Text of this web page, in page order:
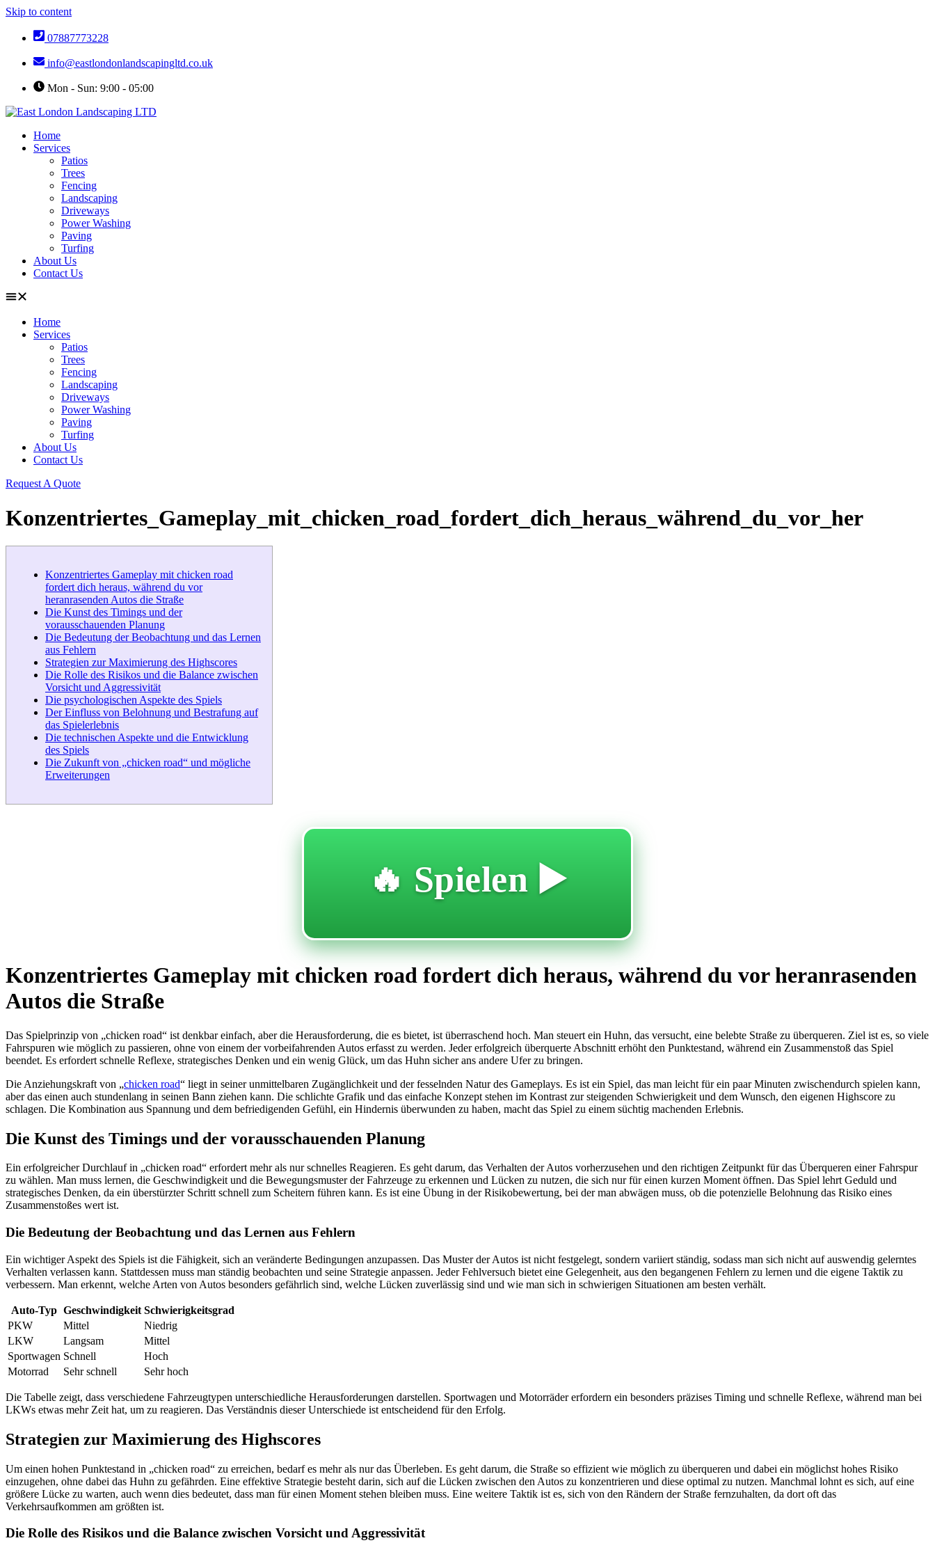
Skip to content
07887773228
info@eastlondonlandscapingltd.co.uk
Mon - Sun: 9:00 - 05:00
Home
Services
Patios
Trees
Fencing
Landscaping
Driveways
Power Washing
Paving
Turfing
About Us
Contact Us
Home
Services
Patios
Trees
Fencing
Landscaping
Driveways
Power Washing
Paving
Turfing
About Us
Contact Us
Request A Quote
Konzentriertes_Gameplay_mit_chicken_road_fordert_dich_heraus_während_du_vor_her
Konzentriertes Gameplay mit chicken road
fordert dich heraus, während du vor
heranrasenden Autos die Straße
Die Kunst des Timings und der
vorausschauenden Planung
Die Bedeutung der Beobachtung und das Lernen
aus Fehlern
Strategien zur Maximierung des Highscores
Die Rolle des Risikos und die Balance zwischen
Vorsicht und Aggressivität
Die psychologischen Aspekte des Spiels
Der Einfluss von Belohnung und Bestrafung auf
das Spielerlebnis
Die technischen Aspekte und die Entwicklung
des Spiels
Die Zukunft von „chicken road“ und mögliche
Erweiterungen
🔥 Spielen ▶️
Konzentriertes Gameplay mit chicken road fordert dich heraus, während du vor heranrasenden
Autos die Straße
Das Spielprinzip von „chicken road“ ist denkbar einfach, aber die Herausforderung, die es bietet, ist überraschend hoch. Man steuert ein Huhn, das versucht, eine belebte Straße zu überqueren. Ziel ist es, so viele
Fahrspuren wie möglich zu passieren, ohne von einem der vorbeifahrenden Autos erfasst zu werden. Jeder erfolgreich überquerte Abschnitt erhöht den Punktestand, während ein Zusammenstoß das Spiel
beendet. Es erfordert schnelle Reflexe, strategisches Denken und ein wenig Glück, um das Huhn sicher ans andere Ufer zu bringen.
Die Anziehungskraft von „chicken road“ liegt in seiner unmittelbaren Zugänglichkeit und der fesselnden Natur des Gameplays. Es ist ein Spiel, das man leicht für ein paar Minuten zwischendurch spielen kann,
aber das einen auch stundenlang in seinen Bann ziehen kann. Die schlichte Grafik und das einfache Konzept stehen im Kontrast zur steigenden Schwierigkeit und dem Wunsch, den eigenen Highscore zu
schlagen. Die Kombination aus Spannung und dem befriedigenden Gefühl, ein Hindernis überwunden zu haben, macht das Spiel zu einem süchtig machenden Erlebnis.
Die Kunst des Timings und der vorausschauenden Planung
Ein erfolgreicher Durchlauf in „chicken road“ erfordert mehr als nur schnelles Reagieren. Es geht darum, das Verhalten der Autos vorherzusehen und den richtigen Zeitpunkt für das Überqueren einer Fahrspur
zu wählen. Man muss lernen, die Geschwindigkeit und die Bewegungsmuster der Fahrzeuge zu erkennen und Lücken zu nutzen, die sich nur für einen kurzen Moment öffnen. Das Spiel lehrt Geduld und
strategisches Denken, da ein überstürzter Schritt schnell zum Scheitern führen kann. Es ist eine Übung in der Risikobewertung, bei der man abwägen muss, ob die potenzielle Belohnung das Risiko eines
Zusammenstoßes wert ist.
Die Bedeutung der Beobachtung und das Lernen aus Fehlern
Ein wichtiger Aspekt des Spiels ist die Fähigkeit, sich an veränderte Bedingungen anzupassen. Das Muster der Autos ist nicht festgelegt, sondern variiert ständig, sodass man sich nicht auf auswendig gelerntes
Verhalten verlassen kann. Stattdessen muss man ständig beobachten und seine Strategie anpassen. Jeder Fehlversuch bietet eine Gelegenheit, aus den begangenen Fehlern zu lernen und die eigene Taktik zu
verbessern. Man erkennt, welche Arten von Autos besonders gefährlich sind, welche Lücken zuverlässig sind und wie man sich in schwierigen Situationen am besten verhält.
Auto-Typ Geschwindigkeit Schwierigkeitsgrad
PKW
Mittel
Niedrig
LKW
Langsam
Mittel
Sportwagen Schnell
Hoch
Motorrad
Sehr schnell Sehr hoch
Die Tabelle zeigt, dass verschiedene Fahrzeugtypen unterschiedliche Herausforderungen darstellen. Sportwagen und Motorräder erfordern ein besonders präzises Timing und schnelle Reflexe, während man bei
LKWs etwas mehr Zeit hat, um zu reagieren. Das Verständnis dieser Unterschiede ist entscheidend für den Erfolg.
Strategien zur Maximierung des Highscores
Um einen hohen Punktestand in „chicken road“ zu erreichen, bedarf es mehr als nur das Überleben. Es geht darum, die Straße so effizient wie möglich zu überqueren und dabei ein möglichst hohes Risiko
einzugehen, ohne dabei das Huhn zu gefährden. Eine effektive Strategie besteht darin, sich auf die Lücken zwischen den Autos zu konzentrieren und diese optimal zu nutzen. Manchmal lohnt es sich, auf eine
größere Lücke zu warten, auch wenn dies bedeutet, dass man für einen Moment stehen bleiben muss. Eine weitere Taktik ist es, sich von den Rändern der Straße fernzuhalten, da dort oft das
Verkehrsaufkommen am größten ist.
Die Rolle des Risikos und die Balance zwischen Vorsicht und Aggressivität